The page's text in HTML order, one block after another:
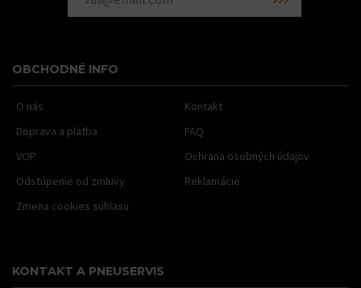
OBCHODNÉ INFO
O nás
Kontakt
Doprava a platba
FAQ
VOP
Ochrana osobných údajov
Odstúpenie od zmluvy
Reklamácie
Zmena cookies súhlasu
KONTAKT A PNEUSERVIS